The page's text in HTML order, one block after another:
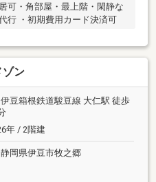
可・角部屋・最上階・閑静な
行 ・初期費用カード決済可
ゾン
伊豆箱根鉄道駿豆線 大仁駅 徒歩
年 / 2階建
静岡県伊豆市牧之郷